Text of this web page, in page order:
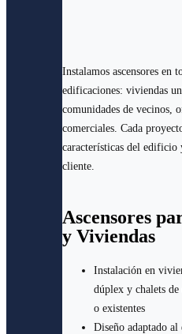
Instalamos ascensores en
edificaciones: viviendas
comunidades de vecinos,
comerciales. Cada
características del edificio
cliente.
Ascensores
y Viviendas
Instalación en
dúplex y chalets
o existentes
Diseño adaptado al